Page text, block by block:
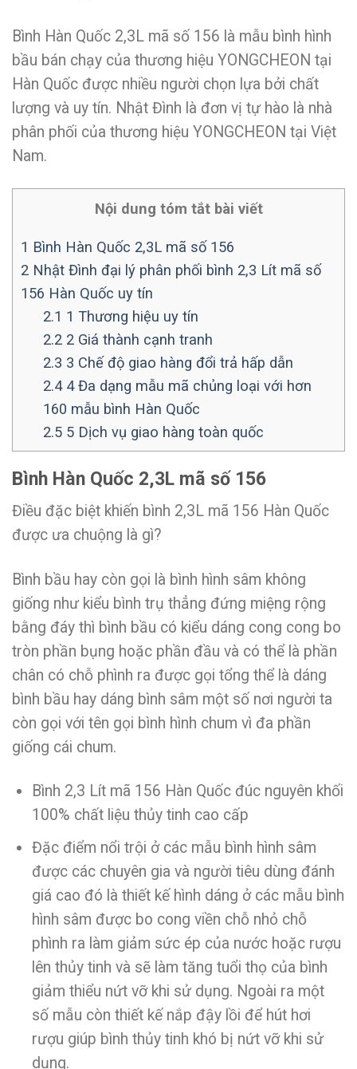
Bình Hàn Quốc 2,3L mã số 156 là mẫu bình hình
bầu bán chạy của thương hiệu YONGCHEON tại
Hàn Quốc được nhiều người chọn lựa bởi chất
lượng và uy tín. Nhật Đình là đơn vị tự hào là nhà
phân phối của thương hiệu YONGCHEON tại Việt
Nam.
Nội dung tóm tắt bài viết
1 Bình Hàn Quốc 2,3L mã số 156
2 Nhật Đình đại lý phân phối bình 2,3 Lít mã số
156 Hàn Quốc uy tín
2.1 1 Thương hiệu uy tín
2.22 Giá thành cạnh tranh
2.3 3 Chế độ giao hàng đổi trả hấp dẫn
2.44 Đa dạng mẫu mã chủng loại với hơn
160 mẫu bình Hàn Quốc
2.55 Dịch vụ giao hàng toàn quốc
Bình Hàn Quốc 2,3L mã số 156
Điều đặc biệt khiến bình 2,3L mã 156 Hàn Quốc
được ưa chuộng là gì?
Bình bầu hay còn gọi là bình hình sâm không
giống như kiểu bình trụ thẳng đứng miệng rộng
bằng đáy thì bình bầu có kiểu dáng cong cong bo
tròn phần bụng hoặc phần đầu và có thể là phần
chân có chỗ phình ra được gọi tổng thể là dáng
bình bầu hay dáng bình sâm một số nơi người ta
còn gọi với tên gọi bình hình chum vì đa phần
giống cái chum.
Bình 2,3 Lít mã 156 Hàn Quốc đúc nguyên khối
100% chất liệu thủy tinh cao cấp
Đặc điểm nổi trội ở các mẫu bình hình sâm
được các chuyên gia và người tiêu dùng đánh
giá cao đó là thiết kế hình dáng ở các mẫu bình
hình sâm được bo cong viền chỗ nhỏ chỗ
phình ra làm giảm sức ép của nước hoặc rượu
lên thủy tinh và sẽ làm tăng tuổi thọ của bình
giảm thiểu nứt vỡ khi sử dụng. Ngoài ra một
số mẫu còn thiết kế nắp đậy lồi để hút hơi
rượu giúp bình thủy tinh khó bị nứt vỡ khi sử
dụng.